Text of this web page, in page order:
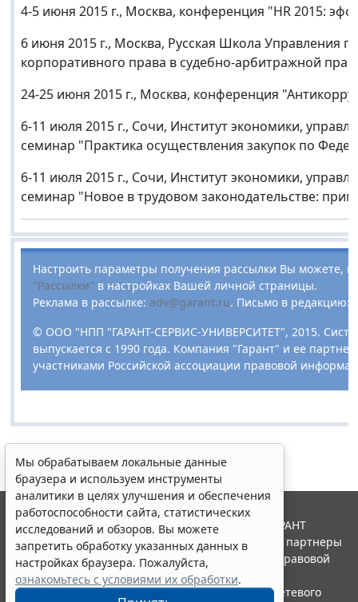
4-5 июня 2015 г., Москва, конференция "HR 2015:
6 июня 2015 г., Москва, Русская Школа Управления
корпоративного права в судебно-арбитражной
24-25 июня 2015 г., Москва, конференция
6-11 июля 2015 г., Сочи, Институт экономики,
семинар "Практика осуществления закупок по
6-11 июля 2015 г., Сочи, Институт экономики,
семинар "Новое в трудовом законодательстве:
Настроить параметры получения рассылки Вы можете,
"Рассылки" в настройках Вашей личной страницы.
Реклама в рассылке: adv@garant.ru. Письмо в редакцию:
© ООО "НПП "ГАРАНТ-СЕРВИС-УНИВЕРСИТЕТ", 2015.
выпускается с 1990 года. Компания "Гарант" и ее
участниками Российской ассоциации правовой
Мы обрабатываем локальные данные
браузера и используем инструменты
аналитики в целях улучшения и обеспечения
работоспособности сайта, статистических
исследований и обзоров. Вы можете
запретить обработку указанных данных в
настройках браузера. Пожалуйста,
ознакомьтесь с условиями их обработки.
© ООО "НПП "ГАРАНТ-СЕРВИС", 2026. Система ГАРАНТ
выпускается с 1990 года. Компания "Гарант" и ее партнеры
являются участниками Российской ассоциации правовой
информации ГАРАНТ.
Портал ГАРАНТ.РУ зарегистрирован в качестве сетевого